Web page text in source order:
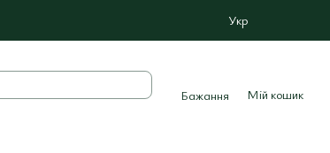
Укр
Бажання Мій кошик